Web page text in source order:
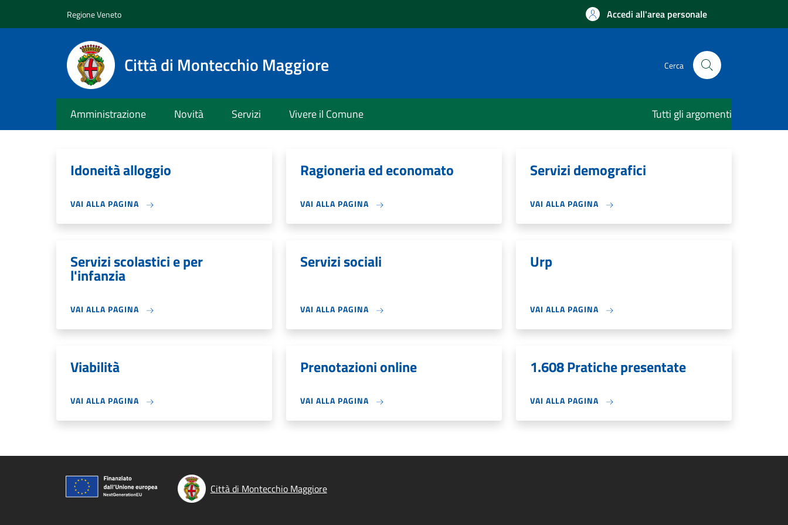
Regione Veneto Accedi all'area personale
Città di Montecchio Maggiore Cerca
Amministrazione Novità Servizi Vivere il Comune Tutti gli argomenti
Idoneità alloggio
VAI ALLA PAGINA
Ragioneria ed economato
VAI ALLA PAGINA
Servizi demografici
VAI ALLA PAGINA
Servizi scolastici e per
l'infanzia
VAI ALLA PAGINA
Servizi sociali
VAI ALLA PAGINA
Urp
VAI ALLA PAGINA
Viabilità
VAI ALLA PAGINA
Prenotazioni online
VAI ALLA PAGINA
1.608 Pratiche presentate
VAI ALLA PAGINA
Città di Montecchio Maggiore